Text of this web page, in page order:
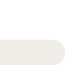
anteriores